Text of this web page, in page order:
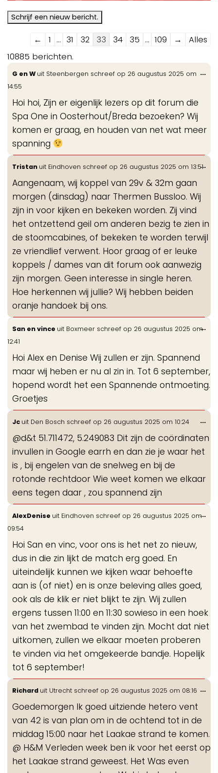
Navigatie
door
de
gastenboek-
← 1 ... 31 32 33 34 35 ... 109 →
Alles
10885 berichten.
G en W uit Steenbergen schreef op 26 augustus 2025 om
14:55
Hoi hoi, Zijn er eigenlijk lezers op dit forum die
Spa One in Oosterhout/Breda bezoeken? Wij
komen er graag, en houden van net wat meer
spanning
...
Tristan uit Eindhoven schreef op 26 augustus 2025 om 13:51
Aangenaam, wij koppel van 29v & 32m gaan
morgen (dinsdag) naar Thermen Bussloo. Wij
zijn in voor kijken en bekeken worden. Zij vind
het ontzettend geil om anderen bezig te zien in
de stoomcabines, of bekeken te worden terwijl
ze vriendlief verwent. Hoor graag of er leuke
koppels / dames van dit forum ook aanwezig
zijn morgen. Geen interesse in single heren.
Hoe herkennen wij jullie? Wij hebben beiden
oranje handoek bij ons.
...
San en vince uit Boxmeer schreef op 26 augustus 2025 om
12:41
Hoi Alex en Denise Wij zullen er zijn. Spannend
maar wij heben er nu al zin in. Tot 6 september,
hopend wordt het een Spannende ontmoeting.
Groetjes
...
Jc uit Den Bosch schreef op 26 augustus 2025 om 10:24
@d&t 51.711472, 5.249083 Dit zijn de coördinaten
invullen in Google earrh en dan zie je waar het
is , bij engelen van de snelweg en bij de
rotonde rechtdoor Wie weet komen we elkaar
eens tegen daar , zou spannend zijn
...
AlexDenise uit Eindhoven schreef op 26 augustus 2025 om
09:54
Hoi San en vinc, voor ons is het net zo nieuw,
dus in die zin lijkt de match erg goed. En
uiteindelijk kunnen we kijken waar behoefte
aan is (of niet) en is onze beleving alles goed,
ook als de klik er niet blijkt te zijn. Wij zullen
ergens tussen 11:00 en 11:30 sowieso in een hoek
van het zwembad te vinden zijn. Mocht dat niet
uitkomen, zullen we elkaar moeten proberen
te vinden via het omgekeerde bandje. Hopelijk
tot 6 september!
...
Richard uit Utrecht schreef op 26 augustus 2025 om 08:16
Goedemorgen Ik goed uitziende hetero vent
van 42 is van plan om in de ochtend tot in de
middag 15:00 naar het Laakae strand te komen.
@ H&M Verleden week ben ik voor het eerst op
het Laakae strand geweest. Het Was even
...